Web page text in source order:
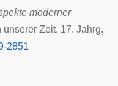
moderner
unserer Zeit, 17. Jahrg.
2851